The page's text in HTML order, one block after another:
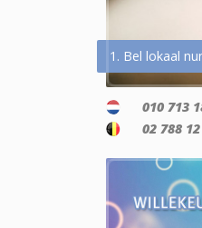
1. Bel lokaal
010 713
02 788